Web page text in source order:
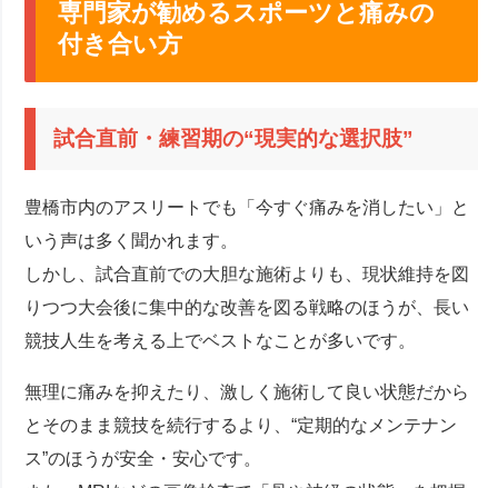
専門家が勧めるスポーツと痛みの
付き合い方
試合直前・練習期の“現実的な選択肢”
豊橋市内のアスリートでも「今すぐ痛みを消したい」と
いう声は多く聞かれます。
しかし、試合直前での大胆な施術よりも、現状維持を図
りつつ大会後に集中的な改善を図る戦略のほうが、長い
競技人生を考える上でベストなことが多いです。
無理に痛みを抑えたり、激しく施術して良い状態だから
とそのまま競技を続行するより、“定期的なメンテナン
ス”のほうが安全・安心です。